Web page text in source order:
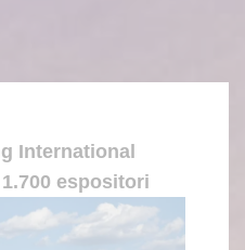
International
espositori